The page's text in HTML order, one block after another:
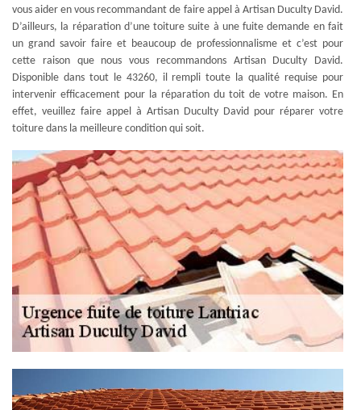
vous aider en vous recommandant de faire appel à Artisan Duculty David.
D’ailleurs, la réparation d’une toiture suite à une fuite demande en fait
un grand savoir faire et beaucoup de professionnalisme et c’est pour
cette raison que nous vous recommandons Artisan Duculty David.
Disponible dans tout le 43260, il rempli toute la qualité requise pour
intervenir efficacement pour la réparation du toit de votre maison. En
effet, veuillez faire appel à Artisan Duculty David pour réparer votre
toiture dans la meilleure condition qui soit.